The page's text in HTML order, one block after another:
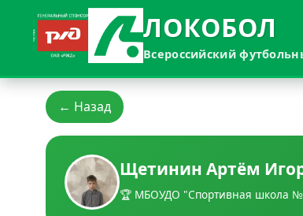
ЛОКОБОЛ
Всероссийский
← Назад
Щетинин Артём
🏆 МБОУДО "Спортивная школа